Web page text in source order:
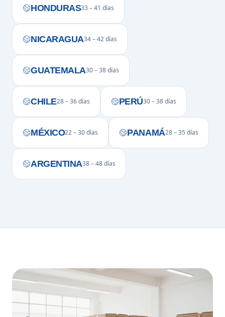
HONDURAS33 – 41 días
NICARAGUA34 – 42 días
GUATEMALA30 – 38 días
CHILE28 – 36 días PERÚ30 – 38 días
MÉXICO22 – 30 días PANAMÁ28 – 35 días
ARGENTINA38 – 48 días